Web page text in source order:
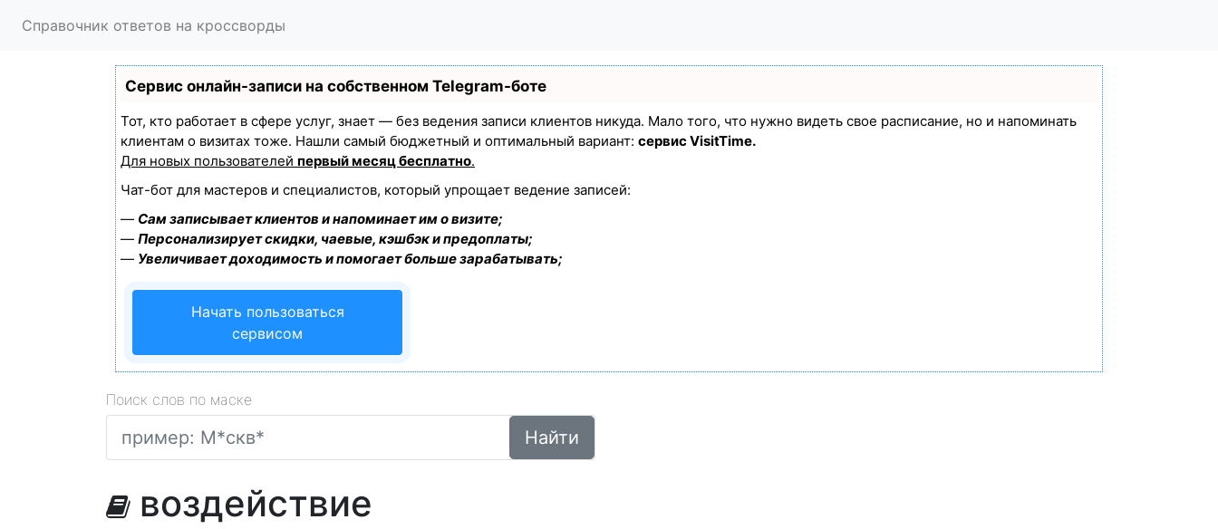
Справочник ответов на кроссворды
Сервис онлайн-записи на собственном Telegram-боте
Тот, кто работает в сфере услуг, знает — без ведения записи клиентов никуда. Мало того, что нужно видеть свое расписание, но и напоминать
клиентам о визитах тоже. Нашли самый бюджетный и оптимальный вариант: сервис VisitTime.
Для новых пользователей первый месяц бесплатно.
Чат-бот для мастеров и специалистов, который упрощает ведение записей:
— Сам записывает клиентов и напоминает им о визите;
— Персонализирует скидки, чаевые, кэшбэк и предоплаты;
— Увеличивает доходимость и помогает больше зарабатывать;
Начать пользоваться
сервисом
Поиск слов по маске
Найти
воздействие